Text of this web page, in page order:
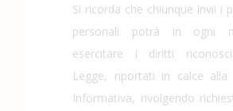
Si ricorda che chiunque invii i
personali potrà in ogni
esercitare i diritti
Legge, riportati in calce alla
Informativa, rivolgendo